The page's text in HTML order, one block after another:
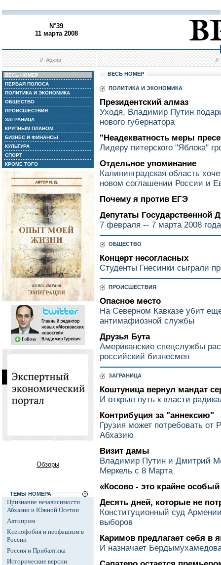
N°39
11 марта 2008
//Архив //
ВЕСЬ НОМЕР
ПЕРВАЯ ПОЛОСА
ПОЛИТИКА И ЭКОНОМИКА
ОБЩЕСТВО
ПРОИСШЕСТВИЯ
ЗАГРАНИЦА
КРУПНЫМ ПЛАНОМ
БИЗНЕС И ФИНАНСЫ
КУЛЬТУРА
СПОРТ
КРОМЕ ТОГО
Обзоры
ТЕМЫ НОМЕРА
Признание независимости
Абхазии и Южной Осетии
Автопром
Ксенофобия и неофашизм в
России
Россия и Прибалтика
Исторические версии
ВЕСЬ НОМЕР
ПОЛИТИКА И ЭКОНОМИКА
Президентский алмаз
Уходя, Владимир Путин
нового губернатора
"Неадекватность меры
Лидеру питерского "Яблока"
Отдельное упоминание
Калининградская область
новом соглашении России и
Почему я против ЕГЭ
Депутаты
7 февраля -- 7 марта 2008 года
ОБЩЕСТВО
Концерт несогласных
Студенты Гнесинки сыграли
ПРОИСШЕСТВИЯ
Опасное место
На Северном Кавказе убит
антимафиозной службы
Друзья Бута
Американские спецслужбы
российский бизнесмен
ЗАГРАНИЦА
Коштуница вернул мандат
И открыл путь к власти
Контрибуция за "аннексию"
Грузия может потребовать от
Абхазию
Визит дамы
Владимир Путин и Дмитрий
Меркель с 8 Марта
«Косово - это крайне
Десять дней, которые не
Конституционный суд
выборов
Каримов предлагает себя в
И назначает